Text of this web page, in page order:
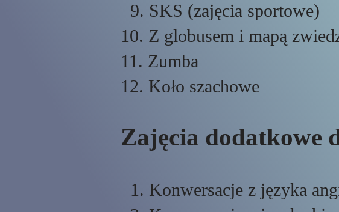
9. SKS (zajęcia sportowe)
10. Z globusem i mapą
11. Zumba
12. Koło szachowe
Zajęcia dodatkowe
1. Konwersacje z języka